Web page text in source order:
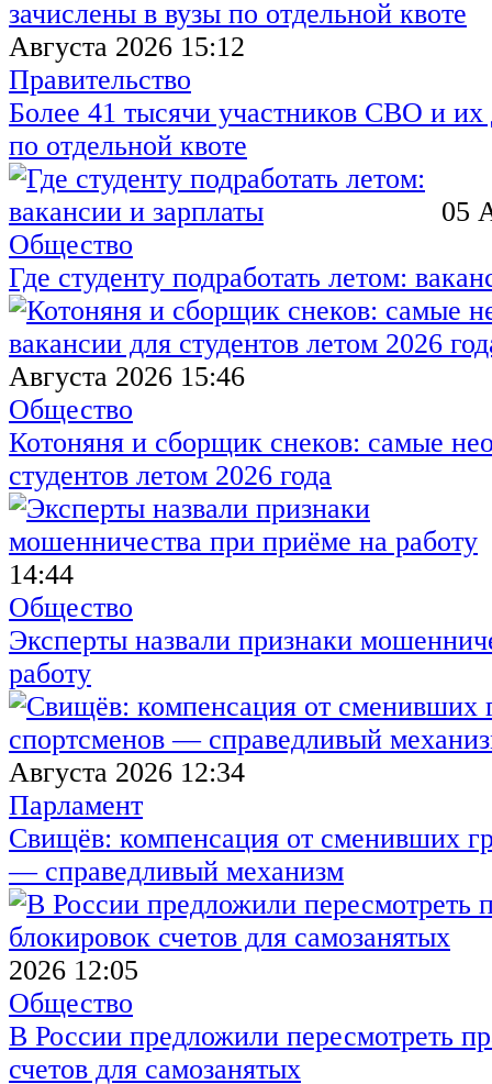
Августа 2026 15:12
Правительство
Более 41 тысячи участников СВО и их
по отдельной квоте
05
Общество
Где студенту подработать летом:
Августа 2026 15:46
Общество
Котоняня и сборщик снеков: самые
студентов летом 2026 года
14:44
Общество
Эксперты назвали признаки
работу
Августа 2026 12:34
Парламент
Свищёв: компенсация от сменивших
— справедливый механизм
2026 12:05
Общество
В России предложили пересмотреть
счетов для самозанятых